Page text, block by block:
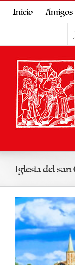
Inicio Amigos
Iglesia del